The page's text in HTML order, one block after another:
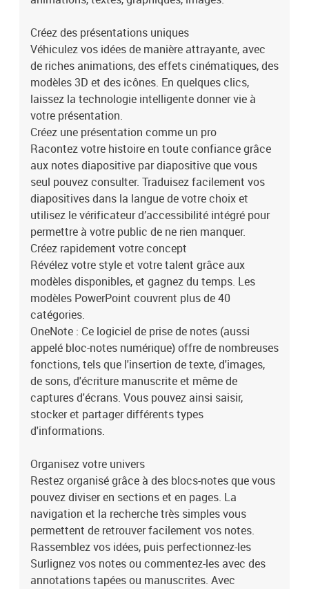
Créez des présentations uniques
Véhiculez vos idées de manière attrayante, avec
de riches animations, des effets cinématiques, des
modèles 3D et des icônes. En quelques clics,
laissez la technologie intelligente donner vie à
votre présentation.
Créez une présentation comme un pro
Racontez votre histoire en toute confiance grâce
aux notes diapositive par diapositive que vous
seul pouvez consulter. Traduisez facilement vos
diapositives dans la langue de votre choix et
utilisez le vérificateur d’accessibilité intégré pour
permettre à votre public de ne rien manquer.
Créez rapidement votre concept
Révélez votre style et votre talent grâce aux
modèles disponibles, et gagnez du temps. Les
modèles PowerPoint couvrent plus de 40
catégories.
OneNote : Ce logiciel de prise de notes (aussi
appelé bloc-notes numérique) offre de nombreuses
fonctions, tels que l'insertion de texte, d'images,
de sons, d'écriture manuscrite et même de
captures d'écrans. Vous pouvez ainsi saisir,
stocker et partager différents types
d'informations.
Organisez votre univers
Restez organisé grâce à des blocs-notes que vous
pouvez diviser en sections et en pages. La
navigation et la recherche très simples vous
permettent de retrouver facilement vos notes.
Rassemblez vos idées, puis perfectionnez-les
Surlignez vos notes ou commentez-les avec des
annotations tapées ou manuscrites. Avec